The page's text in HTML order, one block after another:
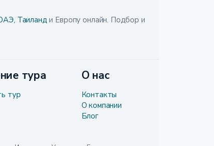
Таиланд и Европу онлайн. Подбор и
тура
тур
О нас
Контакты
О компании
Блог